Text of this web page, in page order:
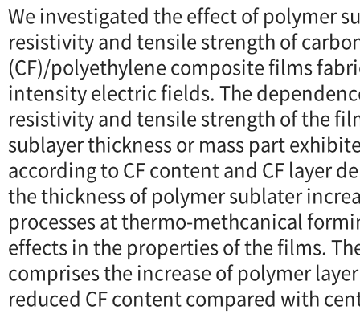
We investigated the effect of polymer
resistivity and tensile strength of
(CF)/polyethylene composite films
intensity electric fields. The
resistivity and tensile strength of the
sublayer thickness or mass part
according to CF content and CF layer
the thickness of polymer sublater
processes at thermo-methcanical
effects in the properties of the films.
comprises the increase of polymer
reduced CF content compared with